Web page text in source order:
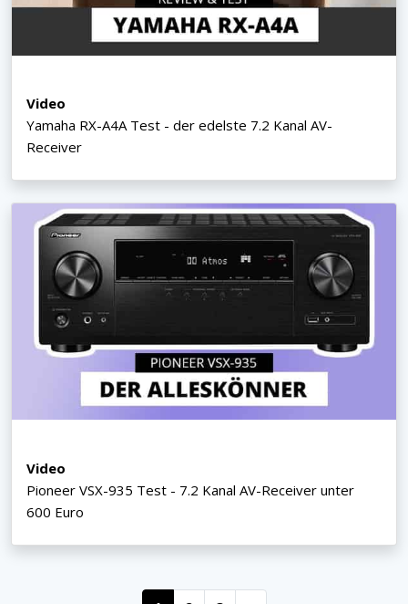
Video
Yamaha RX-A4A Test - der edelste 7.2 Kanal AV-
Receiver
Video
Pioneer VSX-935 Test - 7.2 Kanal AV-Receiver unter
600 Euro